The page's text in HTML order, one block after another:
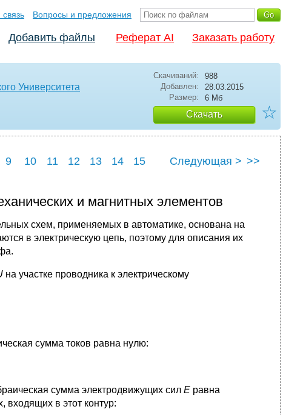
Вопросы и предложения
Добавить файлы Реферат AI Заказать работу
Университета
Скачиваний:
988
Добавлен:
28.03.2015
Размер:
6 Мб
Скачать ☆
9 10 11 12 13 14
15
Следующая > >>
и магнитных элементов
схем, применяемых в автоматике, основана на
в электрическую цепь, поэтому для описания их
на участке проводника к электрическому
сумма токов равна нулю:
сумма электродвижущих сил Е равна
входящих в этот контур: